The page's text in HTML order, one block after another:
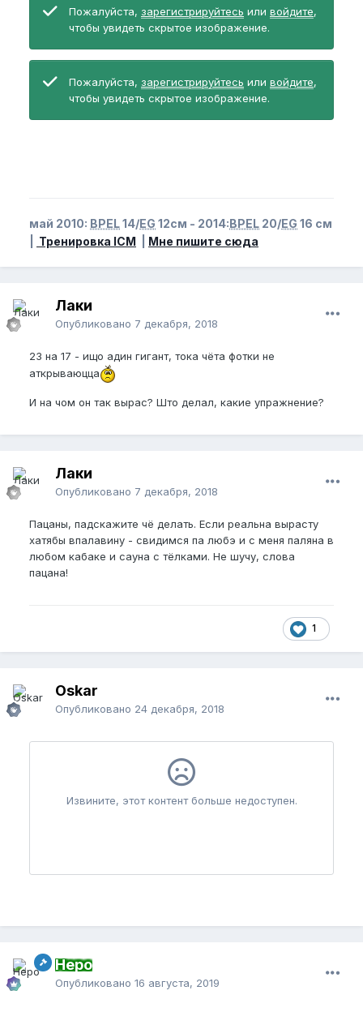
Пожалуйста, зарегистрируйтесь или войдите,
чтобы увидеть скрытое изображение.
Пожалуйста, зарегистрируйтесь или войдите,
чтобы увидеть скрытое изображение.
май 2010: BPEL14/EG 12см - 2014:BPEL 20/EG 16 см
Тренировка ICM Мне пишите сюда
Лаки
Опубликовано 7 декабря, 2018
23 на 17 - ищо адин гигант, тока чёта фотки не
аткрываюцца
И на чом он так вырас? Што делал, какие упражнение?
Лаки
Опубликовано 7 декабря, 2018
Пацаны, падскажите чё делать. Если реальна вырасту
хатябы впалавину - свидимся па любэ и с меня паляна в
любом кабаке и сауна с тёлками. Не шучу, слова
пацана!
1
Oskar
Опубликовано 24 декабря, 2018
Неро
Опубликовано 16 августа, 2019